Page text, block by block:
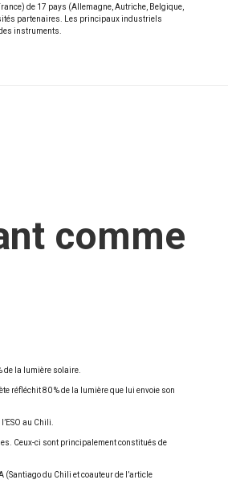
de 17 pays (Allemagne, Autriche, Belgique,
partenaires. Les principaux industriels
instruments.
comme
de la lumière solaire.
réfléchit 80 % de la lumière que lui envoie son
au Chili.
Ceux-ci sont principalement constitués de
(Santiago du Chili et coauteur de l’article